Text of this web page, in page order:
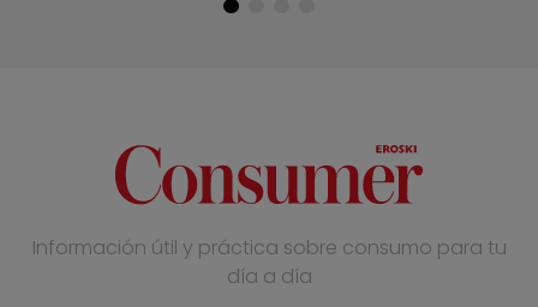
Información útil y práctica sobre consumo para tu
día a día